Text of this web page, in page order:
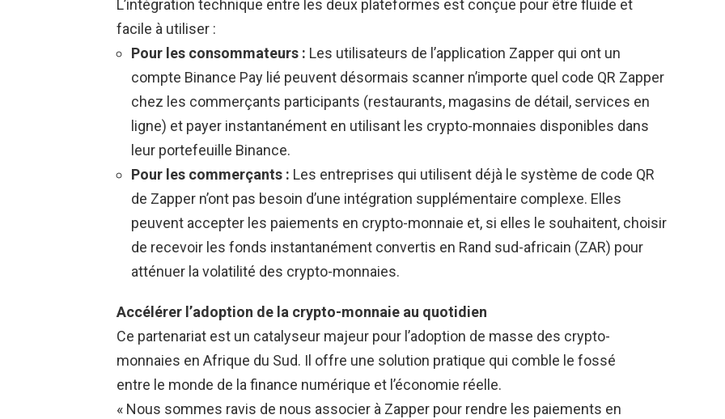
L’intégration technique entre les deux plateformes est conçue pour être fluide et
facile à utiliser :
Pour les consommateurs : Les utilisateurs de l’application Zapper qui ont un
compte Binance Pay lié peuvent désormais scanner n’importe quel code QR Zapper
chez les commerçants participants (restaurants, magasins de détail, services en
ligne) et payer instantanément en utilisant les crypto-monnaies disponibles dans
leur portefeuille Binance.
Pour les commerçants : Les entreprises qui utilisent déjà le système de code QR
de Zapper n’ont pas besoin d’une intégration supplémentaire complexe. Elles
peuvent accepter les paiements en crypto-monnaie et, si elles le souhaitent, choisir
de recevoir les fonds instantanément convertis en Rand sud-africain (ZAR) pour
atténuer la volatilité des crypto-monnaies.
Accélérer l’adoption de la crypto-monnaie au quotidien
Ce partenariat est un catalyseur majeur pour l’adoption de masse des crypto-
monnaies en Afrique du Sud. Il offre une solution pratique qui comble le fossé
entre le monde de la finance numérique et l’économie réelle.
« Nous sommes ravis de nous associer à Zapper pour rendre les paiements en